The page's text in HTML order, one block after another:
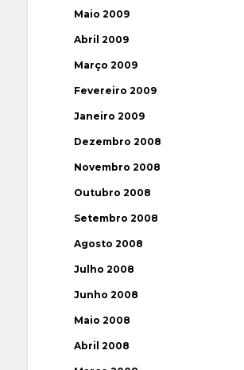
Maio 2009
Abril 2009
Março 2009
Fevereiro 2009
Janeiro 2009
Dezembro 2008
Novembro 2008
Outubro 2008
Setembro 2008
Agosto 2008
Julho 2008
Junho 2008
Maio 2008
Abril 2008